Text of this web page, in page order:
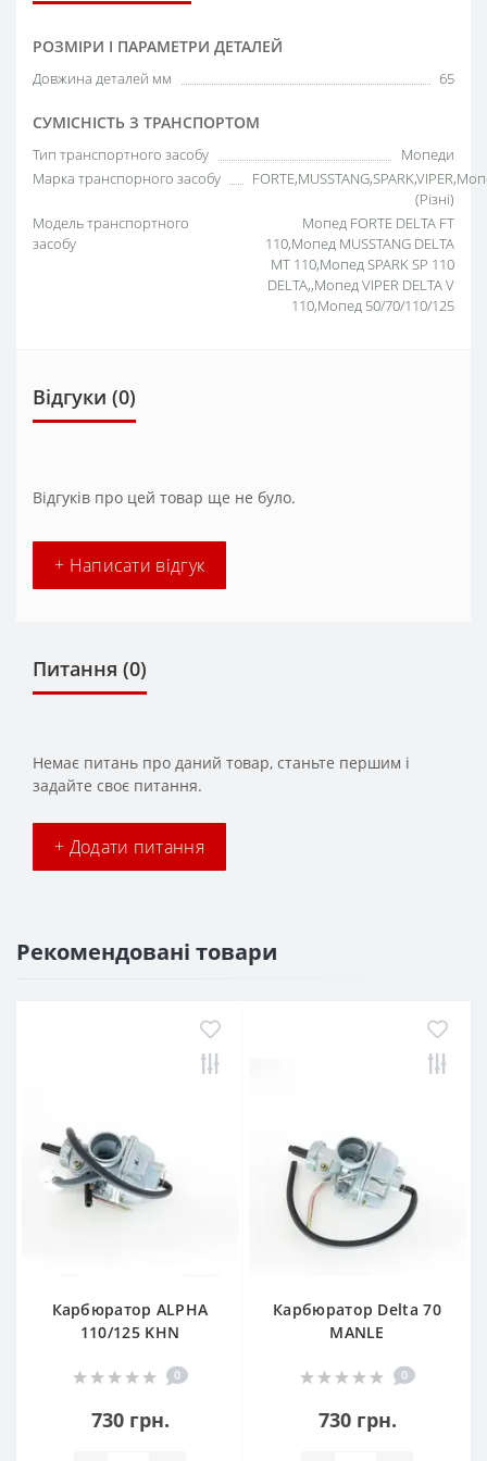
РОЗМІРИ І ПАРАМЕТРИ ДЕТАЛЕЙ
Довжина деталей мм 65
СУМІСНІСТЬ З ТРАНСПОРТОМ
Тип транспортного засобу
Мопеди
Марка транспорного засобу
(Різні)
Модель транспортного
засобу
Мопед FORTE DELTA FT
110,Мопед MUSSTANG DELTA
MT 110,Мопед SPARK SP 110
DELTA,,Мопед VIPER DELTA V
110,Мопед 50/70/110/125
Відгуки (0)
Відгуків про цей товар ще не було.
+ Написати відгук
Питання (0)
Немає питань про даний товар, станьте першим і
задайте своє питання.
+ Додати питання
Рекомендовані товари
Карбюратор ALPHA
110/125 KHN
0
730 грн.
Карбюратор Delta 70
MANLE
0
730 грн.